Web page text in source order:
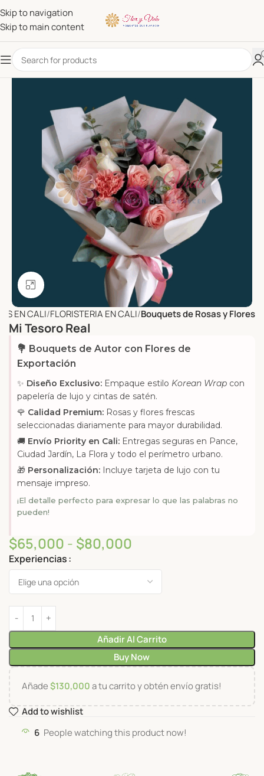
Skip to navigation
Skip to main content
Click to enlarge
EN CALI FLORISTERIA EN CALI Bouquets de Rosas y Flores
Mi Tesoro Real
💐 Bouquets de Autor con Flores de
Exportación
✨ Diseño Exclusivo: Empaque estilo Korean Wrap con
papelería de lujo y cintas de satén.
🌹 Calidad Premium: Rosas y flores frescas
seleccionadas diariamente para mayor durabilidad.
🚚 Envío Priority en Cali: Entregas seguras en Pance,
Ciudad Jardín, La Flora y todo el perímetro urbano.
🎁 Personalización: Incluye tarjeta de lujo con tu
mensaje impreso.
¡El detalle perfecto para expresar lo que las palabras no
pueden!
$65,000 - $80,000
Experiencias
Añadir Al Carrito
Buy Now
Añade$130,000a tu carrito y obtén envío gratis!
Add to wishlist
6 People watching this product now!